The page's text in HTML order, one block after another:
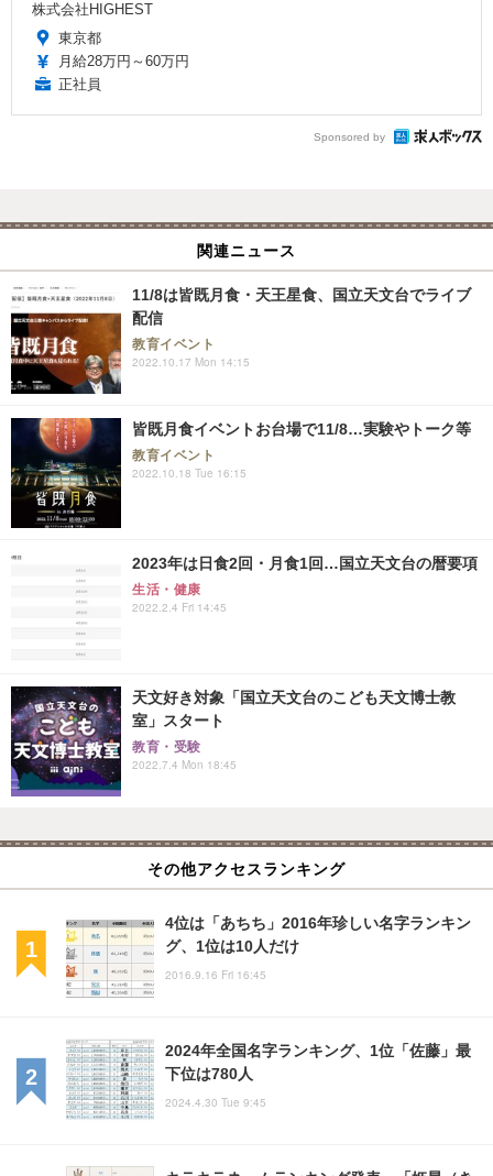
株式会社HIGHEST
東京都
月給28万円～60万円
正社員
Sponsored by
関連ニュース
11/8は皆既月食・天王星食、国立天文台でライブ
配信
教育イベント
2022.10.17 Mon 14:15
皆既月食イベントお台場で11/8…実験やトーク等
教育イベント
2022.10.18 Tue 16:15
2023年は日食2回・月食1回…国立天文台の暦要項
生活・健康
2022.2.4 Fri 14:45
天文好き対象「国立天文台のこども天文博士教
室」スタート
教育・受験
2022.7.4 Mon 18:45
その他アクセスランキング
4位は「あちち」2016年珍しい名字ランキン
グ、1位は10人だけ
2016.9.16 Fri 16:45
2024年全国名字ランキング、1位「佐藤」最
下位は780人
2024.4.30 Tue 9:45